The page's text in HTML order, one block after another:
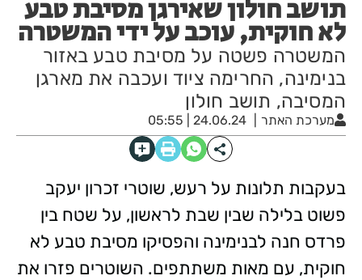
תושב חולון שאירגן מסיבת טבע
לא חוקית, עוכב על ידי המשטרה
המשטרה פשטה על מסיבת טבע באזור
בנימינה, החרימה ציוד ועכבה את מארגן
המסיבה, תושב חולון
מערכת האתר 24.06.24 | 05:55
בעקבות תלונות על רעש, שוטרי זכרון יעקב
פשוט בלילה שבין שבת לראשון, על שטח בין
פרדס חנה לבנימינה והפסיקו מסיבת טבע לא
חוקית, עם מאות משתתפים. השוטרים פזרו את